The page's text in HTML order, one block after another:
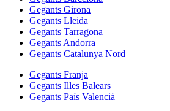
Gegants Girona
Gegants Lleida
Gegants Tarragona
Gegants Andorra
Gegants Catalunya Nord
Gegants Franja
Gegants Illes Balears
Gegants País Valencià